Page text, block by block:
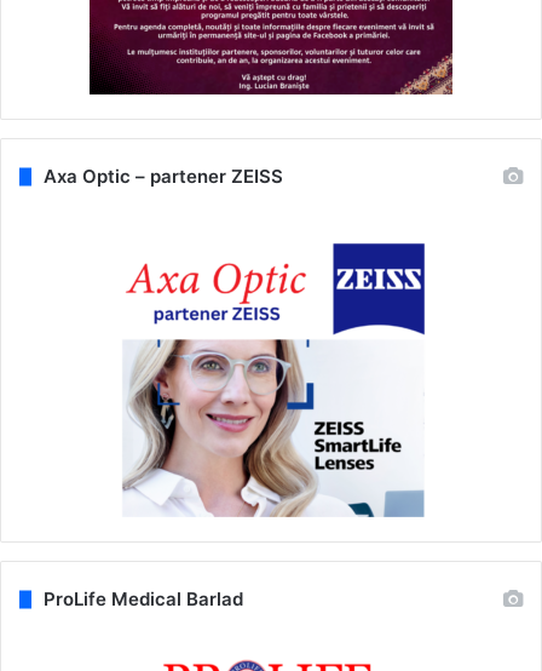
Axa Optic – partener ZEISS
ProLife Medical Barlad